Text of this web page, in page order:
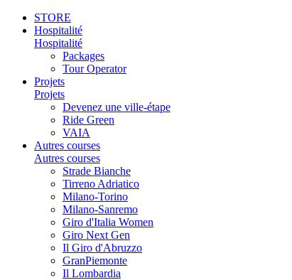
STORE
Hospitalité
Hospitalité
Packages
Tour Operator
Projets
Projets
Devenez une ville-étape
Ride Green
VAIA
Autres courses
Autres courses
Strade Bianche
Tirreno Adriatico
Milano-Torino
Milano-Sanremo
Giro d'Italia Women
Giro Next Gen
Il Giro d'Abruzzo
GranPiemonte
Il Lombardia